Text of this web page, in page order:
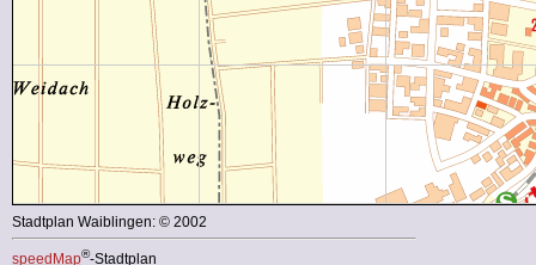
Stadtplan Waiblingen: © 2002
speedMap®-Stadtplan